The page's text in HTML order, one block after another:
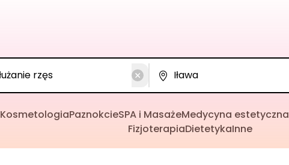
KosmetologiaPaznokcieSPA i MasażeMedycyna estetyczna
FizjoterapiaDietetykaInne